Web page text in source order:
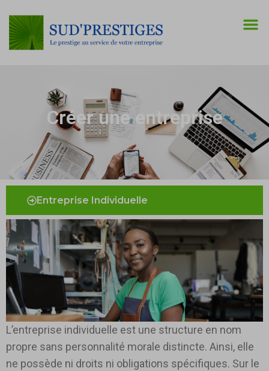
Créer une entreprise
Entreprise Individuelle
L’entreprise individuelle est une structure en nom
propre sans personnalité morale distincte. Ainsi, elle
ne possède ni droits ni obligations spécifiques. Sur le